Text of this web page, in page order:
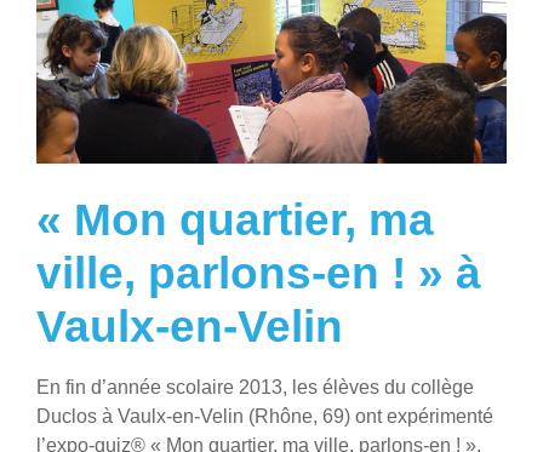
« Mon quartier, ma
ville, parlons-en ! » à
Vaulx-en-Velin
En fin d’année scolaire 2013, les élèves du collège
Duclos à Vaulx-en-Velin (Rhône, 69) ont expérimenté
l’expo-quiz® « Mon quartier, ma ville, parlons-en ! ».